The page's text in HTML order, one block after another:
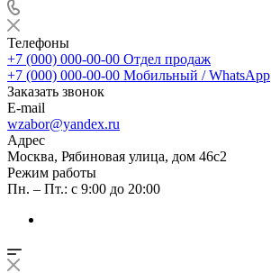
Телефоны
+7 (000) 000-00-00 Отдел продаж
+7 (000) 000-00-00 Мобильный / WhatsApp
Заказать звонок
E-mail
wzabor@yandex.ru
Адрес
Москва, Рябиновая улица, дом 46с2
Режим работы
Пн. – Пт.: с 9:00 до 20:00